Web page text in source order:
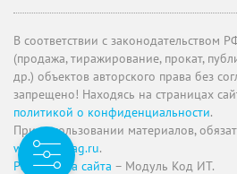
В соответствии с законодательством
(продажа, тиражирование, прокат,
др.) объектов авторского права без
запрещено! Находясь на страницах
политикой о конфиденциальности.
При использовании материалов,
www.uchmag.ru.
Разработка сайта – Модуль Код ИТ.